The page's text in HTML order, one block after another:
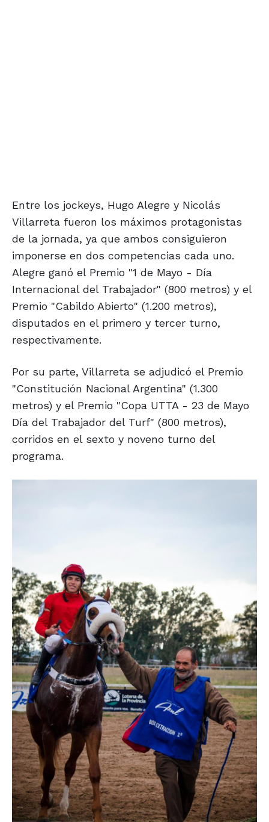
Entre los jockeys, Hugo Alegre y Nicolás
Villarreta fueron los máximos protagonistas
de la jornada, ya que ambos consiguieron
imponerse en dos competencias cada uno.
Alegre ganó el Premio "1 de Mayo - Día
Internacional del Trabajador" (800 metros) y el
Premio "Cabildo Abierto" (1.200 metros),
disputados en el primero y tercer turno,
respectivamente.
Por su parte, Villarreta se adjudicó el Premio
"Constitución Nacional Argentina" (1.300
metros) y el Premio "Copa UTTA - 23 de Mayo
Día del Trabajador del Turf" (800 metros),
corridos en el sexto y noveno turno del
programa.